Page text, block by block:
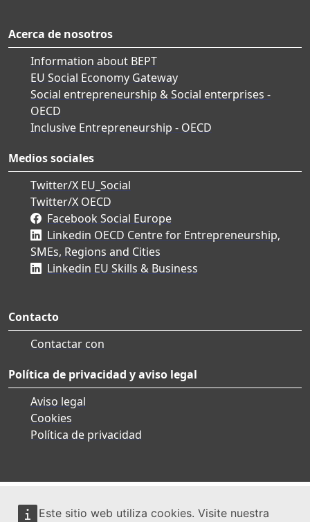
Este sitio web utiliza cookies. Visite nuestra
Acerca de nosotros
Information about BEPT
EU Social Economy Gateway
Social entrepreneurship & Social enterprises -
OECD
Inclusive Entrepreneurship - OECD
Medios sociales
Twitter/X EU_Social
Twitter/X OECD
Facebook Social Europe
Linkedin OECD Centre for Entrepreneurship,
SMEs, Regions and Cities
Linkedin EU Skills & Business
Contacto
Contactar con
Política de privacidad y aviso legal
Aviso legal
Cookies
Política de privacidad